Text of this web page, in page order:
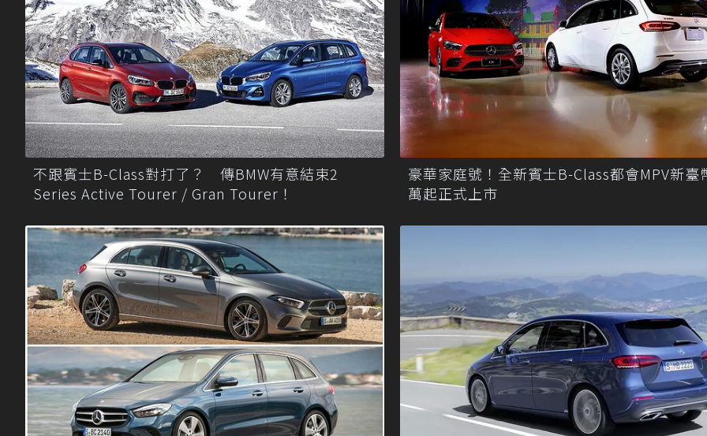
不跟賓士B-Class對打了？ 傳BMW有意結束2
Series Active Tourer / Gran Tourer！
豪華家庭號！全新賓士B-Class都會MPV新臺
萬起正式上市